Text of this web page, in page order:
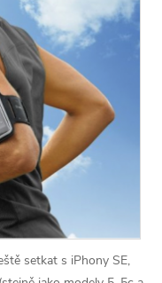
setkat s iPhony SE,